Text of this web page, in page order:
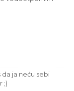
da ja neću sebi
;)